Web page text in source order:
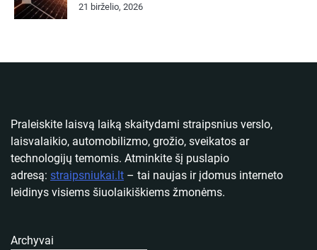
21 birželio, 2026
Praleiskite laisvą laiką skaitydami straipsnius verslo,
laisvalaikio, automobilizmo, grožio, sveikatos ar
technologijų temomis. Atminkite šį puslapio
adresą: straipsniukai.lt – tai naujas ir įdomus interneto
leidinys visiems šiuolaikiškiems žmonėms.
Archyvai